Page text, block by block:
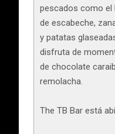
pescados como el
de escabeche,
y patatas
disfruta de
de chocolate
remolacha.
The TB Bar está